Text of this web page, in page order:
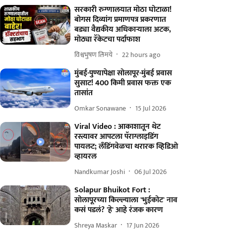
सरकारी रुग्णालयात मोठा घोटाळा!
बोगस दिव्यांग प्रमाणपत्र प्रकरणात
बड्या वैद्यकीय अधिकाऱ्याला अटक,
मोठ्या रॅकेटचा पर्दाफाश
विश्वभुषण लिमये 22 hours ago
मुंबई-पुण्यापेक्षा सोलापूर-मुंबई प्रवास
सुसाट! 400 किमी प्रवास फक्त एक
तासांत
Omkar Sonawane 15 Jul 2026
Viral Video : आकाशातून थेट
रस्त्यावर आपटला पॅराग्लाइडिंग
पायलट; लँडिंगवेळचा थरारक व्हिडिओ
व्हायरल
Nandkumar Joshi 06 Jul 2026
Solapur Bhuikot Fort :
सोलापूरच्या किल्ल्याला 'भुईकोट' नाव
कसं पडलं? 'हे' आहे रंजक कारण
Shreya Maskar 17 Jun 2026